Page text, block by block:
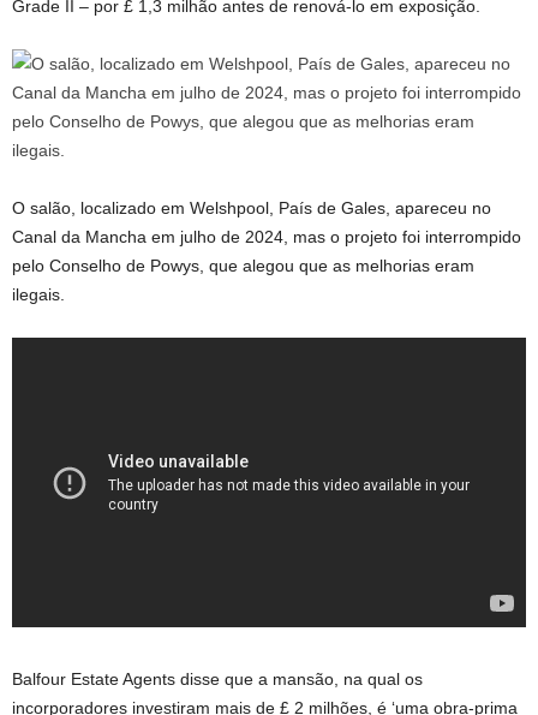
Grade II – por £ 1,3 milhão antes de renová-lo em exposição.
O salão, localizado em Welshpool, País de Gales, apareceu no
Canal da Mancha em julho de 2024, mas o projeto foi interrompido
pelo Conselho de Powys, que alegou que as melhorias eram
ilegais.
Balfour Estate Agents disse que a mansão, na qual os
incorporadores investiram mais de £ 2 milhões, é ‘uma obra-prima